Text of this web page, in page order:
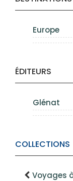
Europe
ÉDITEURS
Glénat
COLLECTIONS
Voyages